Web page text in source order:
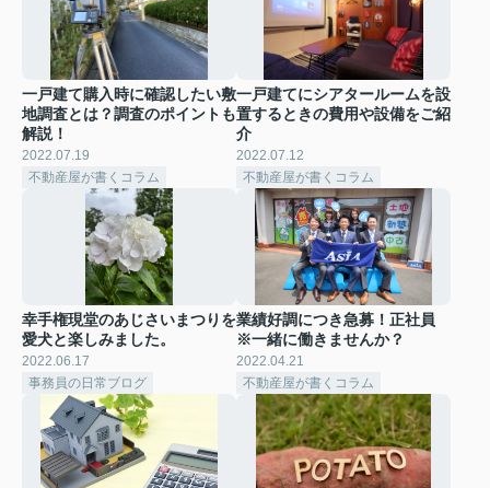
一戸建て購入時に確認したい敷
地調査とは？調査のポイントも
解説！
2022.07.19
不動産屋が書くコラム
一戸建てにシアタールームを設
置するときの費用や設備をご紹
介
2022.07.12
不動産屋が書くコラム
幸手権現堂のあじさいまつりを
愛犬と楽しみました。
2022.06.17
事務員の日常ブログ
業績好調につき急募！正社員
※一緒に働きませんか？
2022.04.21
不動産屋が書くコラム